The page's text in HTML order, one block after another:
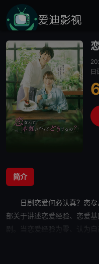
日
简介
日剧恋爱何必认真？ 恋
部关于讲述恋爱经验、恋爱
剧。当恋爱经验为零、认为
饰），因为一顿午餐遇